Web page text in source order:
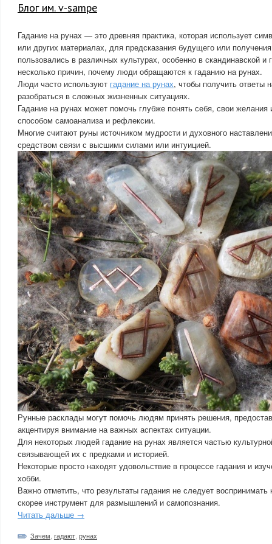
Блог им. v-sampe
Гадание на рунах — это древняя практика, которая использует
или других материалах, для предсказания будущего или
пользовались в различных культурах, особенно в скандинавской и
несколько причин, почему люди обращаются к гаданию на рунах.
Люди часто используют гадание на рунах, чтобы получить ответы
разобраться в сложных жизненных ситуациях.
Гадание на рунах может помочь глубже понять себя, свои
способом самоанализа и рефлексии.
Многие считают руны источником мудрости и духовного
средством связи с высшими силами или интуицией.
Рунные расклады могут помочь людям принять решения,
акцентируя внимание на важных аспектах ситуации.
Для некоторых людей гадание на рунах является частью
связывающей их с предками и историей.
Некоторые просто находят удовольствие в процессе гадания и
хобби.
Важно отметить, что результаты гадания не следует
скорее инструмент для размышлений и самопознания.
Читать дальше →
Зачем гадают рунах